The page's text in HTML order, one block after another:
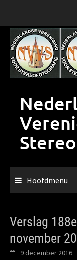
inhoud
Hoofdmenu
Verslag
november
9 december 2016